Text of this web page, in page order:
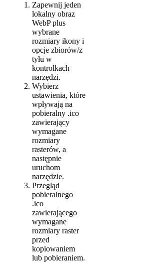
Zapewnij jeden
lokalny obraz
WebP plus
wybrane
rozmiary ikony i
opcje zbiorów/z
tyłu w
kontrolkach
narzędzi.
Wybierz
ustawienia, które
wpływają na
pobieralny .ico
zawierający
wymagane
rozmiary
rasterów, a
następnie
uruchom
narzędzie.
Przegląd
pobieralnego
.ico
zawierającego
wymagane
rozmiary raster
przed
kopiowaniem
lub pobieraniem.